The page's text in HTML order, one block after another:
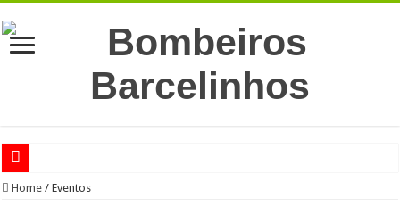
RED ALERT 2024
Home / Eventos